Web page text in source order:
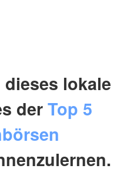
dieses lokale
derTop 5